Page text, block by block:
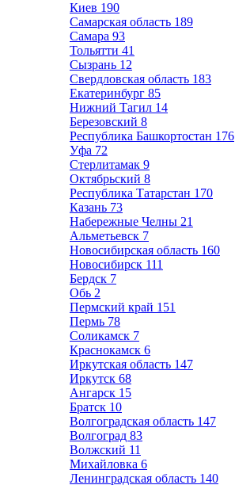
Киев 190
Самарская область 189
Самара 93
Тольятти 41
Сызрань 12
Свердловская область 183
Екатеринбург 85
Нижний Тагил 14
Березовский 8
Республика Башкортостан 176
Уфа 72
Стерлитамак 9
Октябрьский 8
Республика Татарстан 170
Казань 73
Набережные Челны 21
Альметьевск 7
Новосибирская область 160
Новосибирск 111
Бердск 7
Обь 2
Пермский край 151
Пермь 78
Соликамск 7
Краснокамск 6
Иркутская область 147
Иркутск 68
Ангарск 15
Братск 10
Волгоградская область 147
Волгоград 83
Волжский 11
Михайловка 6
Ленинградская область 140